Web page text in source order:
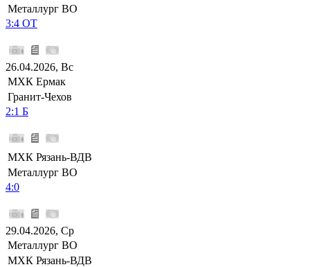
Металлург ВО
3:4 ОТ
26.04.2026, Вс
МХК Ермак
Гранит-Чехов
2:1 Б
МХК Рязань-ВДВ
Металлург ВО
4:0
29.04.2026, Ср
Металлург ВО
МХК Рязань-ВДВ